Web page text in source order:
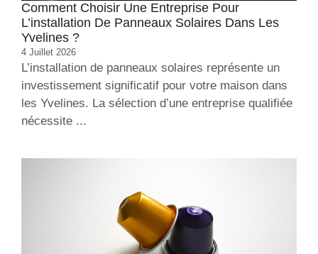
Comment Choisir Une Entreprise Pour
L’installation De Panneaux Solaires Dans Les
Yvelines ?
4 Juillet 2026
L’installation de panneaux solaires représente un
investissement significatif pour votre maison dans
les Yvelines. La sélection d’une entreprise qualifiée
nécessite ...